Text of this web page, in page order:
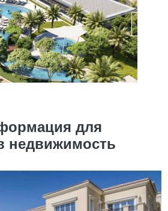
для
недвижимость